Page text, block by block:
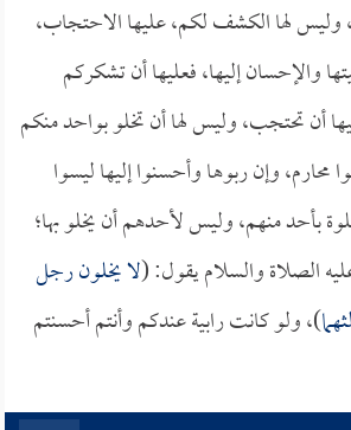
وليس لها الكشف لكم، عليها الاحتجاب،
والإحسان إليها، فعليها أن تشكركم
أن تحتجب، وليس لها أن تخلو بواحد منكم
محارم، وإن ربوها وأحسنوا إليها ليسوا
بأحد منهم، وليس لأحدهم أن يخلو بها؛
الصلاة والسلام يقول: (لا يخلون رجل
)، ولو كانت رابية عندكم وأنتم أحسنتم